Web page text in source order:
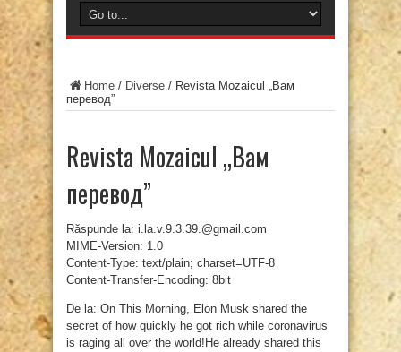
Home / Diverse / Revista Mozaicul „Вам
перевод”
Revista Mozaicul „Вам
перевод”
Răspunde la: i.la.v.9.3.39.@gmail.com
MIME-Version: 1.0
Content-Type: text/plain; charset=UTF-8
Content-Transfer-Encoding: 8bit
De la: On This Morning, Elon Musk shared the
secret of how quickly he got rich while coronavirus
is raging all over the world!He already shared this